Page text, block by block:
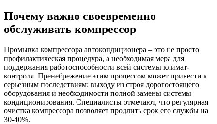
Почему важно своевременно
обслуживать компрессор
Промывка компрессора автокондиционера – это не просто
профилактическая процедура, а необходимая мера для
поддержания работоспособности всей системы климат-
контроля. Пренебрежение этим процессом может привести к
серьезным последствиям: выходу из строя дорогостоящего
оборудования и необходимости полной замены системы
кондиционирования. Специалисты отмечают, что регулярная
очистка компрессора позволяет продлить срок его службы на
30-40%.